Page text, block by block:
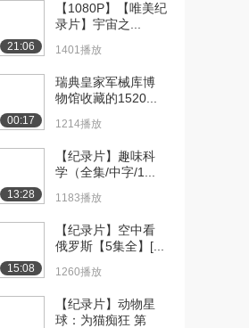
片】层层透视
14:35
片】层层透视
14:31
片】层层透视
14:36
片】层层透视
14:30
片】层层透视
（...
待播放
21:06
【1080P】【唯美纪
录片】宇宙之...
1401播放
00:17
瑞典皇家军械库博
物馆收藏的1520...
1214播放
13:28
【纪录片】趣味科
学（全集/中字/1...
1183播放
15:08
【纪录片】空中看
俄罗斯【5集全】[...
1260播放
【纪录片】动物星
球：为猫痴狂 第